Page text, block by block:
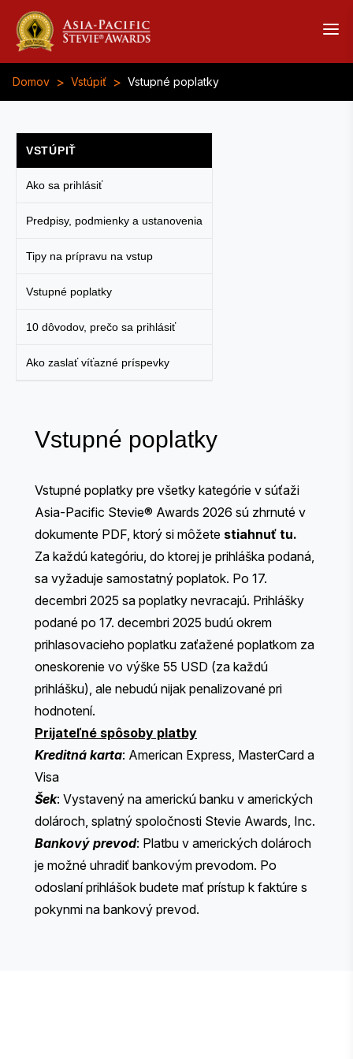
Domov > Vstúpiť > Vstupné poplatky
VSTÚPIŤ
Ako sa prihlásiť
Predpisy, podmienky a ustanovenia
Tipy na prípravu na vstup
Vstupné poplatky
10 dôvodov, prečo sa prihlásiť
Ako zaslať víťazné príspevky
Vstupné poplatky
Vstupné poplatky pre všetky kategórie v súťaži
Asia-Pacific Stevie® Awards 2026 sú zhrnuté v
dokumente PDF, ktorý si môžete stiahnuť tu.
Za každú kategóriu, do ktorej je prihláška podaná,
sa vyžaduje samostatný poplatok. Po 17.
decembri 2025 sa poplatky nevracajú. Prihlášky
podané po 17. decembri 2025 budú okrem
prihlasovacieho poplatku zaťažené poplatkom za
oneskorenie vo výške 55 USD (za každú
prihlášku), ale nebudú nijak penalizované pri
hodnotení.
Prijateľné spôsoby platby
Kreditná karta: American Express, MasterCard a
Visa
Šek: Vystavený na americkú banku v amerických
dolároch, splatný spoločnosti Stevie Awards, Inc.
Bankový prevod: Platbu v amerických dolároch
je možné uhradiť bankovým prevodom. Po
odoslaní prihlášok budete mať prístup k faktúre s
pokynmi na bankový prevod.